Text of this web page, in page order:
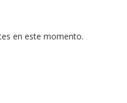
en este momento.